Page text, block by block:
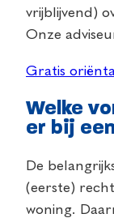
vrijblijvend)
Onze
Gratis
Welke
er bij
De
(eerste)
woning.